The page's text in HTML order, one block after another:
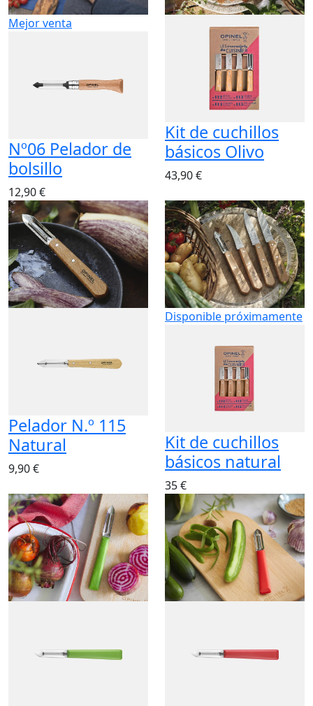
Mejor venta
Nº06 Pelador de
bolsillo
12,90 €
Kit de cuchillos
básicos Olivo
43,90 €
Pelador N.º 115
Natural
9,90 €
Disponible próximamente
Kit de cuchillos
básicos natural
35 €